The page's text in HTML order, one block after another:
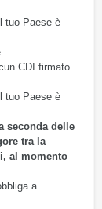
tuo Paese è
CDI firmato
tuo Paese è
seconda delle
tra la
al momento
a